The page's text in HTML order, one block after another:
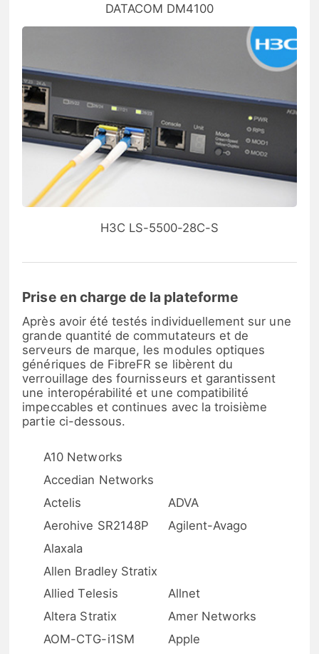
DATACOM DM4100
H3C LS-5500-28C-S
Prise en charge de la plateforme
Après avoir été testés individuellement sur une
grande quantité de commutateurs et de
serveurs de marque, les modules optiques
génériques de FibreFR se libèrent du
verrouillage des fournisseurs et garantissent
une interopérabilité et une compatibilité
impeccables et continues avec la troisième
partie ci-dessous.
A10 Networks
Accedian Networks
Actelis
ADVA
Aerohive SR2148P
Agilent-Avago
Alaxala
Allen Bradley Stratix
Allied Telesis
Allnet
Altera Stratix
Amer Networks
AOM-CTG-i1SM
Apple